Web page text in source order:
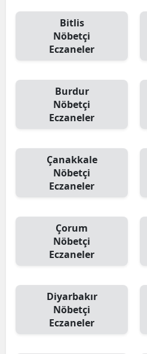
Bitlis
Nöbetçi
Eczaneler
Burdur
Nöbetçi
Eczaneler
Çanakkale
Nöbetçi
Eczaneler
Çorum
Nöbetçi
Eczaneler
Diyarbakır
Nöbetçi
Eczaneler